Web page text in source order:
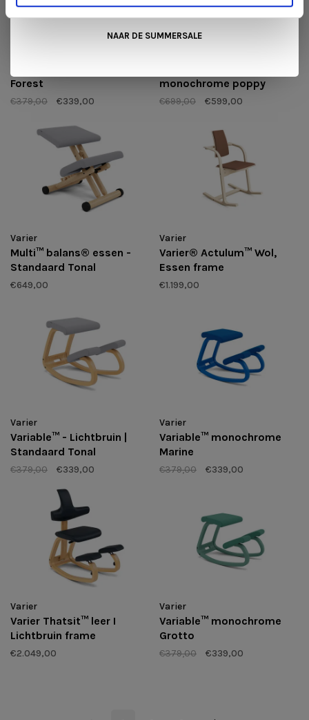
Forest
€379,00 €339,00
monochrome poppy
€699,00 €599,00
Varier
Multi™ balans® essen -
Standaard Tonal
€649,00
Varier
Varier® Actulum™ Wol,
Essen frame
€1.199,00
Varier
Variable™ - Lichtbruin |
Standaard Tonal
€379,00 €339,00
Varier
Variable™ monochrome
Marine
€379,00 €339,00
Varier
Varier Thatsit™ leer I
Lichtbruin frame
€2.049,00
Varier
Variable™ monochrome
Grotto
€379,00 €339,00
NAAR DE SUMMERSALE